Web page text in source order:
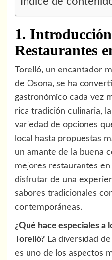
1.
Restaurantes
Torelló, un encantador
de Osona, se ha
gastronómico cada vez
rica tradición culinaria,
variedad de opciones
local hasta propuestas
un amante de la buena
mejores restaurantes
disfrutar de una
sabores tradicionales
contemporáneas.
¿Qué hace especiales a
Torelló? La diversidad
es uno de los aspectos